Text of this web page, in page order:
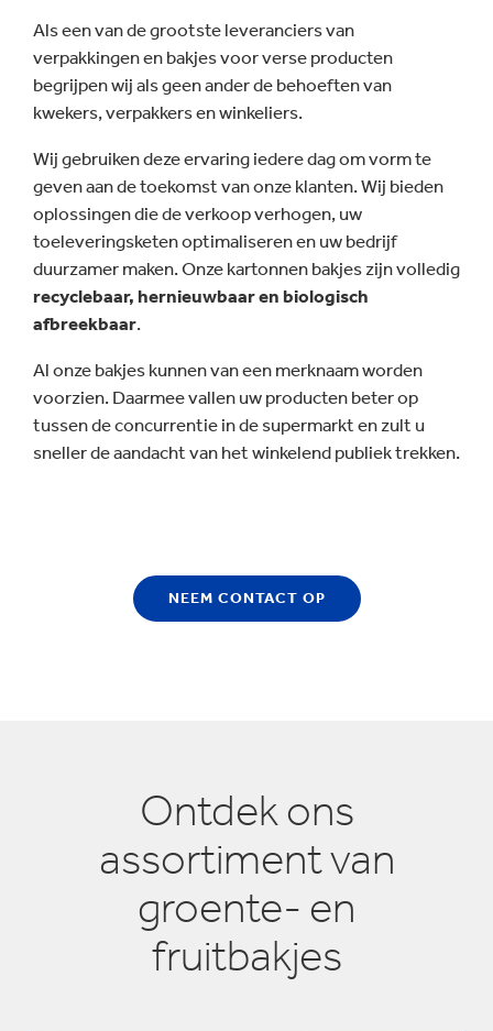
Als een van de grootste leveranciers van
verpakkingen en bakjes voor verse producten
begrijpen wij als geen ander de behoeften van
kwekers, verpakkers en winkeliers.
Wij gebruiken deze ervaring iedere dag om vorm te
geven aan de toekomst van onze klanten. Wij bieden
oplossingen die de verkoop verhogen, uw
toeleveringsketen optimaliseren en uw bedrijf
duurzamer maken. Onze kartonnen bakjes zijn volledig
recyclebaar, hernieuwbaar en biologisch
afbreekbaar.
Al onze bakjes kunnen van een merknaam worden
voorzien. Daarmee vallen uw producten beter op
tussen de concurrentie in de supermarkt en zult u
sneller de aandacht van het winkelend publiek trekken.
NEEM CONTACT OP
Ontdek ons
assortiment van
groente- en
fruitbakjes